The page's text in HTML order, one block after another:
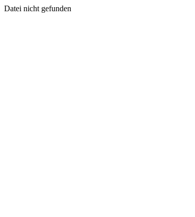
Datei nicht gefunden